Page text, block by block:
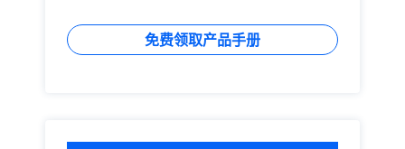
免费领取产品手册